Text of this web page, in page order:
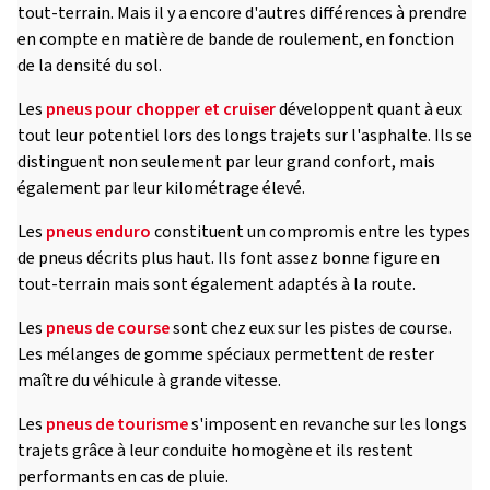
tout-terrain. Mais il y a encore d'autres différences à prendre
en compte en matière de bande de roulement, en fonction
de la densité du sol.
Les pneus pour chopper et cruiserdéveloppent quant à eux
tout leur potentiel lors des longs trajets sur l'asphalte. Ils se
distinguent non seulement par leur grand confort, mais
également par leur kilométrage élevé.
Les pneus enduroconstituent un compromis entre les types
de pneus décrits plus haut. Ils font assez bonne figure en
tout-terrain mais sont également adaptés à la route.
Les pneus de coursesont chez eux sur les pistes de course.
Les mélanges de gomme spéciaux permettent de rester
maître du véhicule à grande vitesse.
Les pneus de tourismes'imposent en revanche sur les longs
trajets grâce à leur conduite homogène et ils restent
performants en cas de pluie.